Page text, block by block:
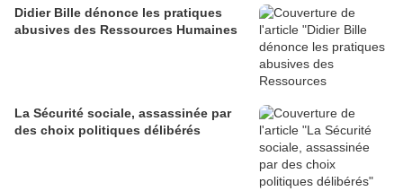
Didier Bille dénonce les pratiques
abusives des Ressources Humaines
La Sécurité sociale, assassinée par
des choix politiques délibérés